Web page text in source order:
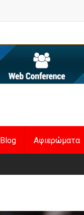
Blog Αφιερώματα